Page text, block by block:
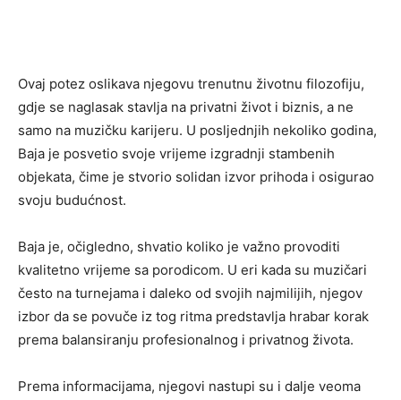
Ovaj potez oslikava njegovu trenutnu životnu filozofiju,
gdje se naglasak stavlja na privatni život i biznis, a ne
samo na muzičku karijeru. U posljednjih nekoliko godina,
Baja je posvetio svoje vrijeme izgradnji stambenih
objekata, čime je stvorio solidan izvor prihoda i osigurao
svoju budućnost.
Baja je, očigledno, shvatio koliko je važno provoditi
kvalitetno vrijeme sa porodicom. U eri kada su muzičari
često na turnejama i daleko od svojih najmilijih, njegov
izbor da se povuče iz tog ritma predstavlja hrabar korak
prema balansiranju profesionalnog i privatnog života.
Prema informacijama, njegovi nastupi su i dalje veoma